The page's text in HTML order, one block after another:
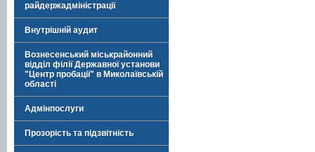
райдержадміністрації
Внутрішній аудит
Вознесенський міськрайонний
відділ філії Державної установи
"Центр пробації" в Миколаївській
області
Адмінпослуги
Прозорість та підзвітність